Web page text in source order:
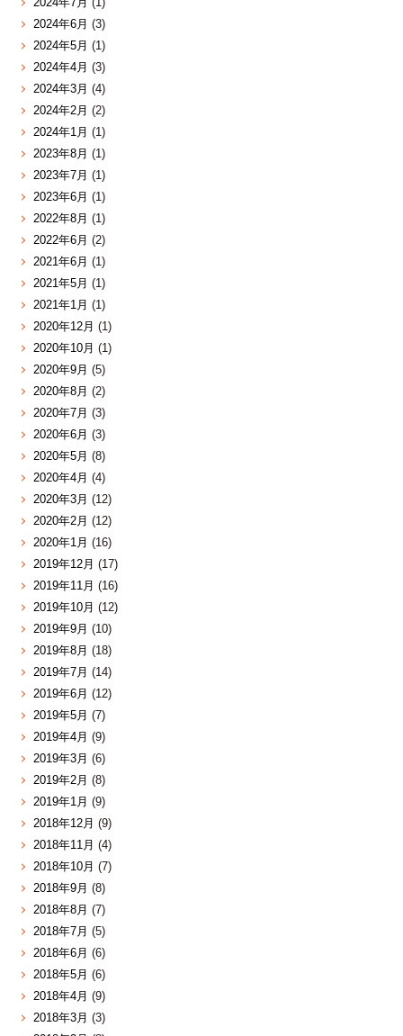
2024年6月 (3)
2024年5月 (1)
2024年4月 (3)
2024年3月 (4)
2024年2月 (2)
2024年1月 (1)
2023年8月 (1)
2023年7月 (1)
2023年6月 (1)
2022年8月 (1)
2022年6月 (2)
2021年6月 (1)
2021年5月 (1)
2021年1月 (1)
2020年12月 (1)
2020年10月 (1)
2020年9月 (5)
2020年8月 (2)
2020年7月 (3)
2020年6月 (3)
2020年5月 (8)
2020年4月 (4)
2020年3月 (12)
2020年2月 (12)
2020年1月 (16)
2019年12月 (17)
2019年11月 (16)
2019年10月 (12)
2019年9月 (10)
2019年8月 (18)
2019年7月 (14)
2019年6月 (12)
2019年5月 (7)
2019年4月 (9)
2019年3月 (6)
2019年2月 (8)
2019年1月 (9)
2018年12月 (9)
2018年11月 (4)
2018年10月 (7)
2018年9月 (8)
2018年8月 (7)
2018年7月 (5)
2018年6月 (6)
2018年5月 (6)
2018年4月 (9)
2018年3月 (3)